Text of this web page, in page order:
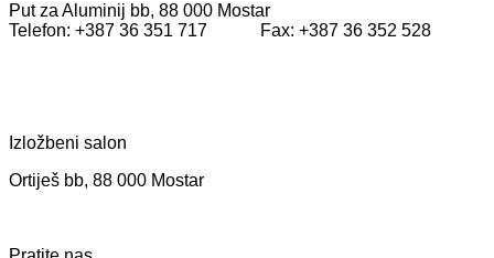
Put za Aluminij bb, 88 000 Mostar
Telefon: +387 36 351 717 Fax: +387 36 352 528
Izložbeni salon
Ortiješ bb, 88 000 Mostar